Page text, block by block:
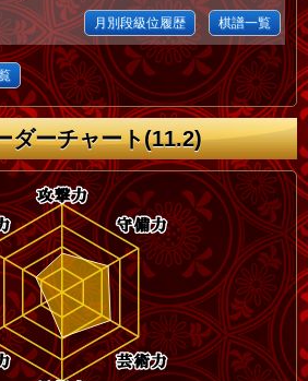
月別段級位履歴 棋譜一覧
ダーチャート(11.2)